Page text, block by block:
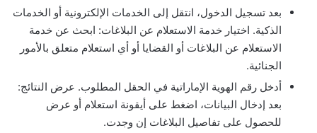
بعد تسجيل الدخول، انتقل إلى الخدمات الإلكترونية أو الخدمات
الذكية. اختيار خدمة الاستعلام عن البلاغات: ابحث عن خدمة
الاستعلام عن البلاغات أو القضايا أو أي استعلام متعلق بالأمور
الجنائية.
أدخل رقم الهوية الإماراتية في الحقل المطلوب. عرض النتائج:
بعد إدخال البيانات، اضغط على أيقونة استعلام أو عرض
للحصول على تفاصيل البلاغات إن وجدت.